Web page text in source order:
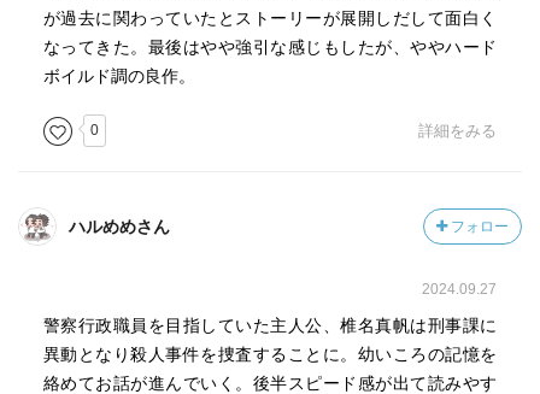
が過去に関わっていたとストーリーが展開しだして面白く
なってきた。最後はやや強引な感じもしたが、ややハード
ボイルド調の良作。
0 詳細をみる
ハルめめさん フォロー
2024.09.27
警察行政職員を目指していた主人公、椎名真帆は刑事課に
異動となり殺人事件を捜査することに。幼いころの記憶を
絡めてお話が進んでいく。後半スピード感が出て読みやす